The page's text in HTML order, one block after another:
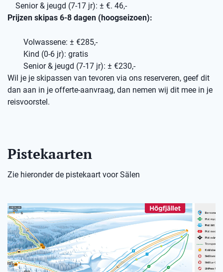
Senior & jeugd (7-17 jr): ± €. 46,-
Prijzen skipas 6-8 dagen (hoogseizoen):
Volwassene: ± €285,-
Kind (0-6 jr): gratis
Senior & jeugd (7-17 jr): ± €230,-
Wil je je skipassen van tevoren via ons reserveren, geef dit
dan aan in je offerte-aanvraag, dan nemen wij dit mee in je
reisvoorstel.
Pistekaarten
Zie hieronder de pistekaart voor Sälen